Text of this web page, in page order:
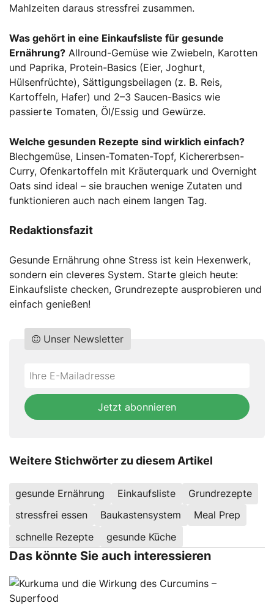
Mahlzeiten daraus stressfrei zusammen.
Was gehört in eine Einkaufsliste für gesunde
Ernährung? Allround-Gemüse wie Zwiebeln, Karotten
und Paprika, Protein-Basics (Eier, Joghurt,
Hülsenfrüchte), Sättigungsbeilagen (z. B. Reis,
Kartoffeln, Hafer) und 2–3 Saucen-Basics wie
passierte Tomaten, Öl/Essig und Gewürze.
Welche gesunden Rezepte sind wirklich einfach?
Blechgemüse, Linsen-Tomaten-Topf, Kichererbsen-
Curry, Ofenkartoffeln mit Kräuterquark und Overnight
Oats sind ideal – sie brauchen wenige Zutaten und
funktionieren auch nach einem langen Tag.
Redaktionsfazit
Gesunde Ernährung ohne Stress ist kein Hexenwerk,
sondern ein cleveres System. Starte gleich heute:
Einkaufsliste checken, Grundrezepte ausprobieren und
einfach genießen!
Do
fill
this
Unser Newsletter
*Ihre
Mailadresse:
Jetzt abonnieren
Weitere Stichwörter zu diesem Artikel
gesunde Ernährung Einkaufsliste
Grundrezepte
stressfrei essen
Baukastensystem
Meal Prep
schnelle Rezepte
gesunde Küche
Das könnte Sie auch interessieren